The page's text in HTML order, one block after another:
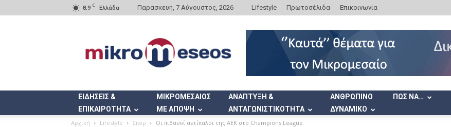
8.9 C Ελλάδα Παρασκευή, 7 Αύγουστος, 2026 Lifestyle Πρωτοσέλιδα Επικοινωνία
ΕΙΔΗΣΕΙΣ &
ΕΠΙΚΑΙΡΟΤΗΤΑ
ΜΙΚΡΟΜΕΣΑΙΟΣ
ΜΕ ΑΠΟΨΗ
ΑΝΑΠΤΥΞΗ &
ΑΝΤΑΓΩΝΙΣΤΙΚΟΤΗΤΑ
ΑΝΘΡΩΠΙΝΟ
ΔΥΝΑΜΙΚΟ
ΠΩΣ ΝΑ…
Αρχική Lifestyle Σπορ Οι πιθανοί αντίπαλοι της ΑΕΚ στο Champions League